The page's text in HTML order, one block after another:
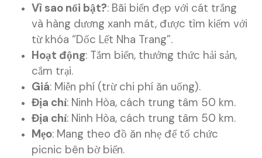
Vì sao nổi bật?: Bãi biển đẹp với cát trắng
và hàng dương xanh mát, được tìm kiếm với
từ khóa “Dốc Lết Nha Trang”.
Hoạt động: Tắm biển, thưởng thức hải sản,
cắm trại.
Giá: Miễn phí (trừ chi phí ăn uống).
Địa chỉ: Ninh Hòa, cách trung tâm 50 km.
Địa chỉ: Ninh Hòa, cách trung tâm 50 km.
Mẹo: Mang theo đồ ăn nhẹ để tổ chức
picnic bên bờ biển.